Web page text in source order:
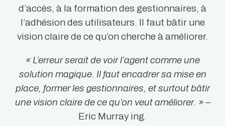
d’accès, à la formation des gestionnaires, à
l’adhésion des utilisateurs. Il faut bâtir une
vision claire de ce qu’on cherche à améliorer.
« L’erreur serait de voir l’agent comme une
solution magique. Il faut encadrer sa mise en
place, former les gestionnaires, et surtout bâtir
une vision claire de ce qu’on veut améliorer. »–
Eric Murray ing.